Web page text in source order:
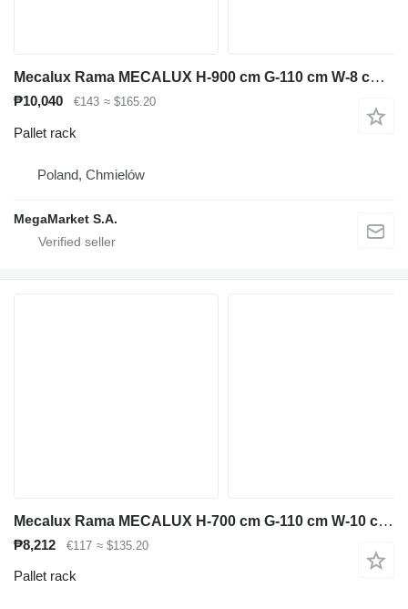
Mecalux Rama MECALUX H-900 cm G-110 cm W-8 cm niebieski używana
₱10,040 €143 ≈ $165.20
Pallet rack
Poland, Chmielów
MegaMarket S.A.
Mecalux Rama MECALUX H-700 cm G-110 cm W-10 cm niebieski używana
₱8,212 €117 ≈ $135.20
Pallet rack